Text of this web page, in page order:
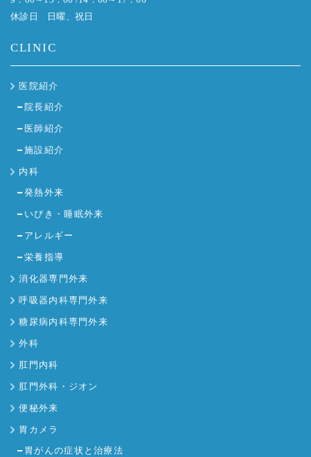
休診日 日曜、祝日
CLINIC
医院紹介
院長紹介
医師紹介
施設紹介
内科
発熱外来
いびき・睡眠外来
アレルギー
栄養指導
消化器専門外来
呼吸器内科専門外来
糖尿病内科専門外来
外科
肛門内科
肛門外科・ジオン
便秘外来
胃カメラ
胃がんの症状と治療法